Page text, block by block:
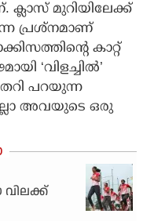
മുറിയിലേക്ക്
പ്രശ്നമാണ്
കാറ്റ്
‘വിളച്ചിൽ’
പറയുന്ന
അവയുടെ ഒരു